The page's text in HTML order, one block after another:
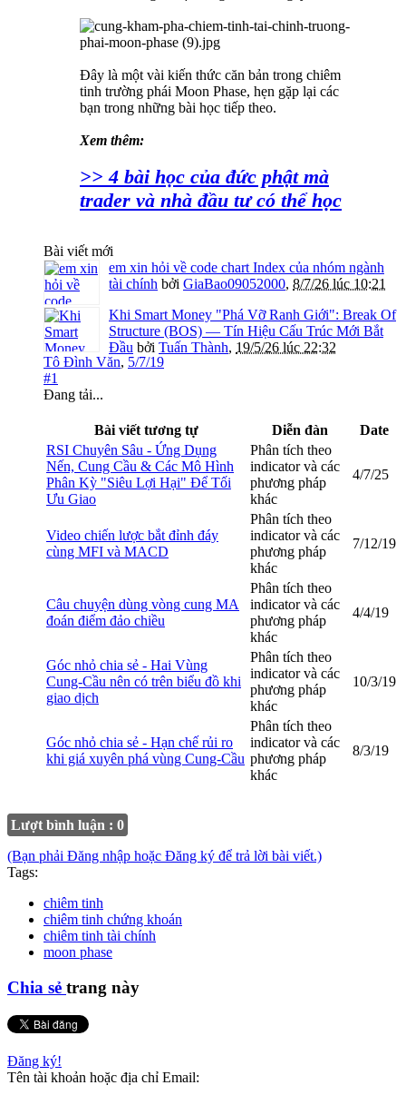
Đây là một vài kiến thức căn bản trong chiêm
tinh trường phái Moon Phase, hẹn gặp lại các
bạn trong những bài học tiếp theo.
Xem thêm:
>> 4 bài học của đức phật mà
trader và nhà đầu tư có thể học
Bài viết mới
em xin hỏi về code chart Index của nhóm ngành
tài chính bởi GiaBao09052000, 8/7/26 lúc 10:21
Khi Smart Money "Phá Vỡ Ranh Giới": Break Of
Structure (BOS) — Tín Hiệu Cấu Trúc Mới Bắt
Đầu bởi Tuấn Thành, 19/5/26 lúc 22:32
Tô Đình Văn, 5/7/19
#1
Đang tải...
Bài viết tương tự Diễn đàn
Date
RSI Chuyên Sâu - Ứng Dụng
Nến, Cung Cầu & Các Mô Hình
Phân Kỳ "Siêu Lợi Hại" Để Tối
Ưu Giao
Phân tích theo
indicator và các
phương pháp
khác
4/7/25
Video chiến lược bắt đỉnh đáy
cùng MFI và MACD
Phân tích theo
indicator và các
phương pháp
khác
7/12/19
Câu chuyện dùng vòng cung MA
đoán điểm đảo chiều
Phân tích theo
indicator và các
phương pháp
khác
4/4/19
Góc nhỏ chia sẻ - Hai Vùng
Cung-Cầu nên có trên biểu đồ khi
giao dịch
Phân tích theo
indicator và các
phương pháp
khác
10/3/19
Góc nhỏ chia sẻ - Hạn chế rủi ro
khi giá xuyên phá vùng Cung-Cầu
Phân tích theo
indicator và các
phương pháp
khác
8/3/19
Lượt bình luận : 0
(Bạn phải Đăng nhập hoặc Đăng ký để trả lời bài viết.)
Tags:
chiêm tinh
chiêm tinh chứng khoán
chiêm tinh tài chính
moon phase
Chia sẻ trang này
Đăng ký!
Tên tài khoản hoặc địa chỉ Email: